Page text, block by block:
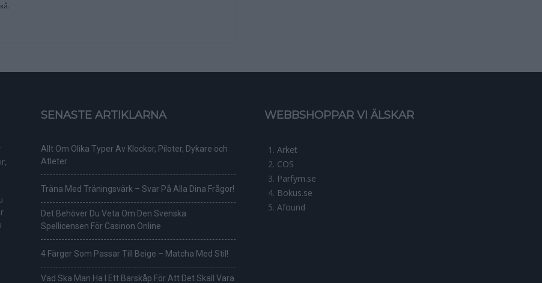
SENASTE ARTIKLARNA
Allt Om Olika Typer Av Klockor, Piloter, Dykare och
Atleter
Träna Med Träningsvärk – Svar På Alla Dina Frågor!
Det Behöver Du Veta Om Den Svenska
Spellicensen För Casinon Online
4 Färger Som Passar Till Beige – Matcha Med Stil!
Vad Ska Man Ha I Ett Barskåp För Att Det Skall Vara
WEBBSHOPPAR VI ÄLSKAR
Arket
COS
Parfym.se
Bokus.se
Afound